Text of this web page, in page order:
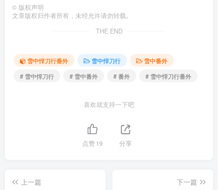
© 版权声明
文章版权归作者所有，未经允许请勿转载。
THE END
雪中悍刀行番外 雪中悍刀行
雪中番外
# 雪中悍刀行
# 雪中番外 # 番外 # 雪中悍刀行番外
喜欢就支持一下吧
点赞19 分享
上一篇
下一篇